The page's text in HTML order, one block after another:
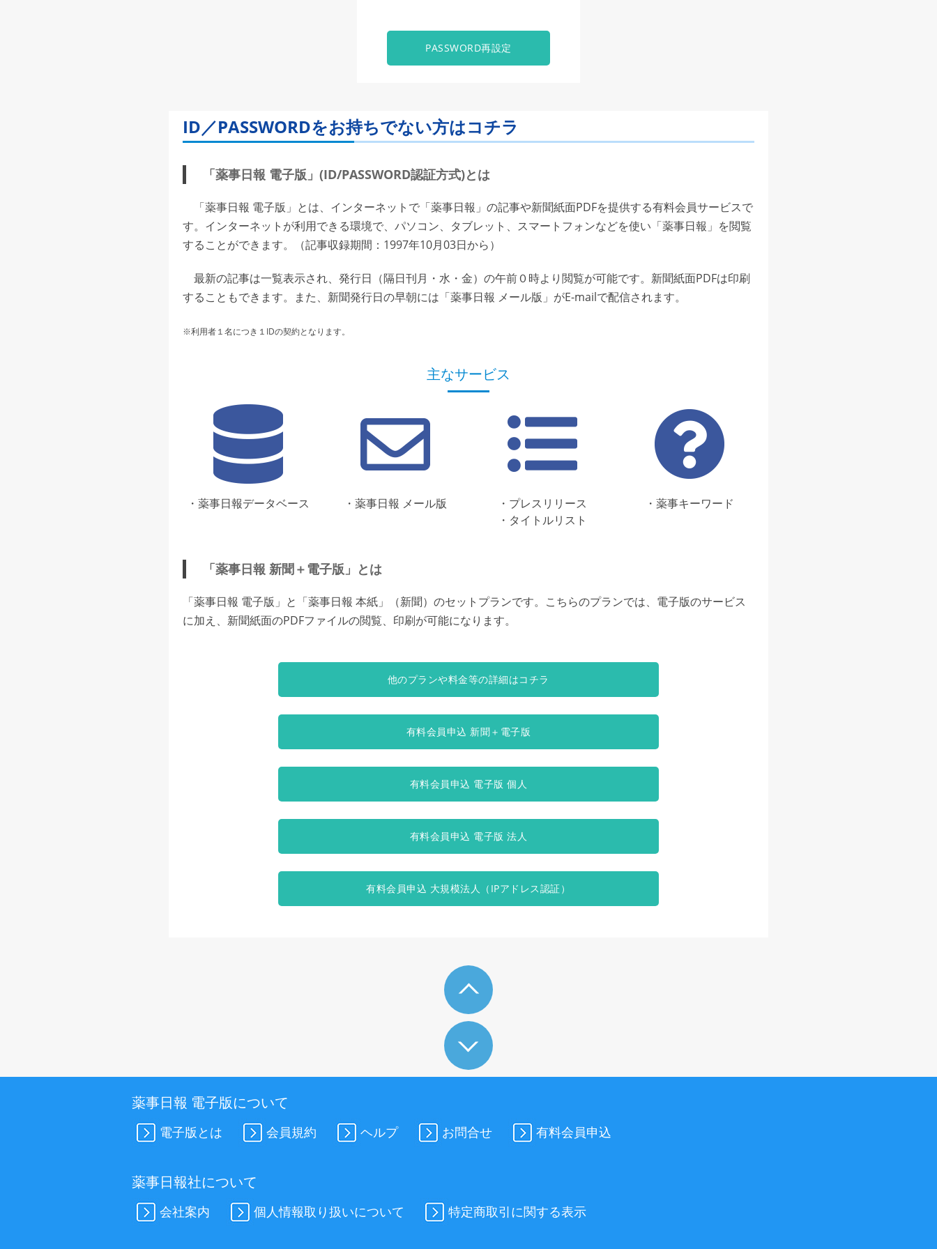
PASSWORD再設定
ID／PASSWORDをお持ちでない方はコチラ
「薬事日報 電子版」(ID/PASSWORD認証方式)とは
「薬事日報 電子版」とは、インターネットで「薬事日報」の記事や新聞紙面PDFを提供する有料会員サービスで
す。インターネットが利用できる環境で、パソコン、タブレット、スマートフォンなどを使い「薬事日報」を閲覧
することができます。（記事収録期間：1997年10月03日から）
最新の記事は一覧表示され、発行日（隔日刊月・水・金）の午前０時より閲覧が可能です。新聞紙面PDFは印刷
することもできます。また、新聞発行日の早朝には「薬事日報 メール版」がE-mailで配信されます。
※利用者１名につき１IDの契約となります。
主なサービス
・薬事日報データベース ・薬事日報 メール版
・プレスリリース
・タイトルリスト
・薬事キーワード
「薬事日報 新聞＋電子版」とは
「薬事日報 電子版」と「薬事日報 本紙」（新聞）のセットプランです。こちらのプランでは、電子版のサービス
に加え、新聞紙面のPDFファイルの閲覧、印刷が可能になります。
他のプランや料金等の詳細はコチラ
有料会員申込 新聞＋電子版
有料会員申込 電子版 個人
有料会員申込 電子版 法人
有料会員申込 大規模法人（IPアドレス認証）
薬事日報 電子版について
電子版とは 会員規約 ヘルプ お問合せ 有料会員申込
薬事日報社について
会社案内 個人情報取り扱いについて 特定商取引に関する表示